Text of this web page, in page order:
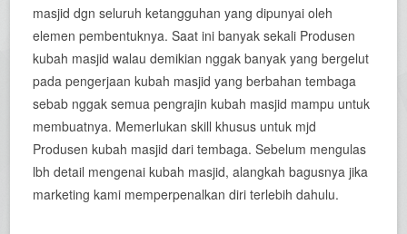
masjid dgn seluruh ketangguhan yang dipunyai oleh
elemen pembentuknya. Saat ini banyak sekali Produsen
kubah masjid walau demikian nggak banyak yang bergelut
pada pengerjaan kubah masjid yang berbahan tembaga
sebab nggak semua pengrajin kubah masjid mampu untuk
membuatnya. Memerlukan skill khusus untuk mjd
Produsen kubah masjid dari tembaga. Sebelum mengulas
lbh detail mengenai kubah masjid, alangkah bagusnya jika
marketing kami memperpenalkan diri terlebih dahulu.